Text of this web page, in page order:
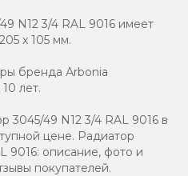
N12 3/4 RAL 9016 имеет
x 105 мм.
бренда Аrbonia
лет.
3045/49 N12 3/4 RAL 9016 в
цене. Радиатор
9016: описание, фото и
покупателей.